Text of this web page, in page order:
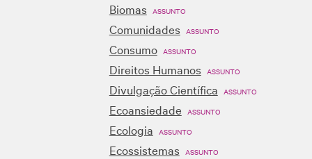
Biomas ASSUNTO
Comunidades ASSUNTO
Consumo ASSUNTO
Direitos Humanos ASSUNTO
Divulgação Científica ASSUNTO
Ecoansiedade ASSUNTO
Ecologia ASSUNTO
Ecossistemas ASSUNTO